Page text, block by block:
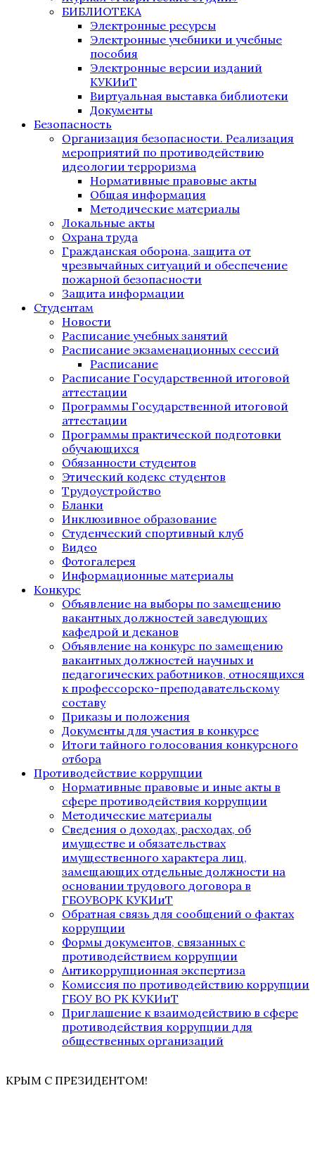
БИБЛИОТЕКА
Электронные ресурсы
Электронные учебники и учебные
пособия
Электронные версии изданий
КУКИиТ
Виртуальная выставка библиотеки
Документы
Безопасность
Организация безопасности. Реализация
мероприятий по противодействию
идеологии терроризма
Нормативные правовые акты
Общая информация
Методические материалы
Локальные акты
Охрана труда
Гражданская оборона, защита от
чрезвычайных ситуаций и обеспечение
пожарной безопасности
Защита информации
Студентам
Новости
Расписание учебных занятий
Расписание экзаменационных сессий
Расписание
Расписание Государственной итоговой
аттестации
Программы Государственной итоговой
аттестации
Программы практической подготовки
обучающихся
Обязанности студентов
Этический кодекс студентов
Трудоустройство
Бланки
Инклюзивное образование
Студенческий спортивный клуб
Видео
Фотогалерея
Информационные материалы
Конкурс
Объявление на выборы по замещению
вакантных должностей заведующих
кафедрой и деканов
Объявление на конкурс по замещению
вакантных должностей научных и
педагогических работников, относящихся
к профессорско-преподавательскому
составу
Приказы и положения
Документы для участия в конкурсе
Итоги тайного голосования конкурсного
отбора
Противодействие коррупции
Нормативные правовые и иные акты в
сфере противодействия коррупции
Методические материалы
Сведения о доходах, расходах, об
имуществе и обязательствах
имущественного характера лиц,
замещающих отдельные должности на
основании трудового договора в
ГБОУВОРК КУКИиТ
Обратная связь для сообщений о фактах
коррупции
Формы документов, связанных с
противодействием коррупции
Антикоррупционная экспертиза
Комиссия по противодействию коррупции
ГБОУ ВО РК КУКИиТ
Приглашение к взаимодействию в сфере
противодействия коррупции для
общественных организаций
КРЫМ С ПРЕЗИДЕНТОМ!